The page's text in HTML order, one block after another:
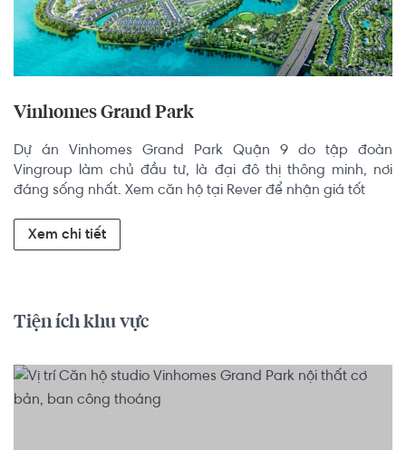
Vinhomes Grand Park
Dự án Vinhomes Grand Park Quận 9 do tập đoàn
Vingroup làm chủ đầu tư, là đại đô thị thông minh, nơi
đáng sống nhất. Xem căn hộ tại Rever để nhận giá tốt
Xem chi tiết
Tiện ích khu vực